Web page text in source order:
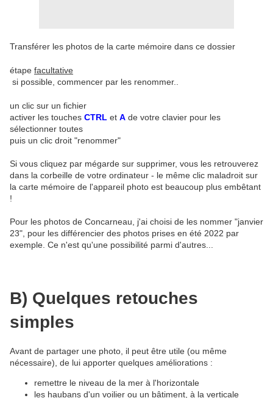
Transférer les photos de la carte mémoire dans ce dossier
étape facultative
si possible, commencer par les renommer..
un clic sur un fichier
activer les touches CTRL et A de votre clavier pour les
sélectionner toutes
puis un clic droit "renommer"
Si vous cliquez par mégarde sur supprimer, vous les retrouverez
dans la corbeille de votre ordinateur - le même clic maladroit sur
la carte mémoire de l'appareil photo est beaucoup plus embêtant
!
Pour les photos de Concarneau, j'ai choisi de les nommer "janvier
23", pour les différencier des photos prises en été 2022 par
exemple. Ce n'est qu'une possibilité parmi d'autres...
B) Quelques retouches
simples
Avant de partager une photo, il peut être utile (ou même
nécessaire), de lui apporter quelques améliorations :
remettre le niveau de la mer à l'horizontale
les haubans d'un voilier ou un bâtiment, à la verticale